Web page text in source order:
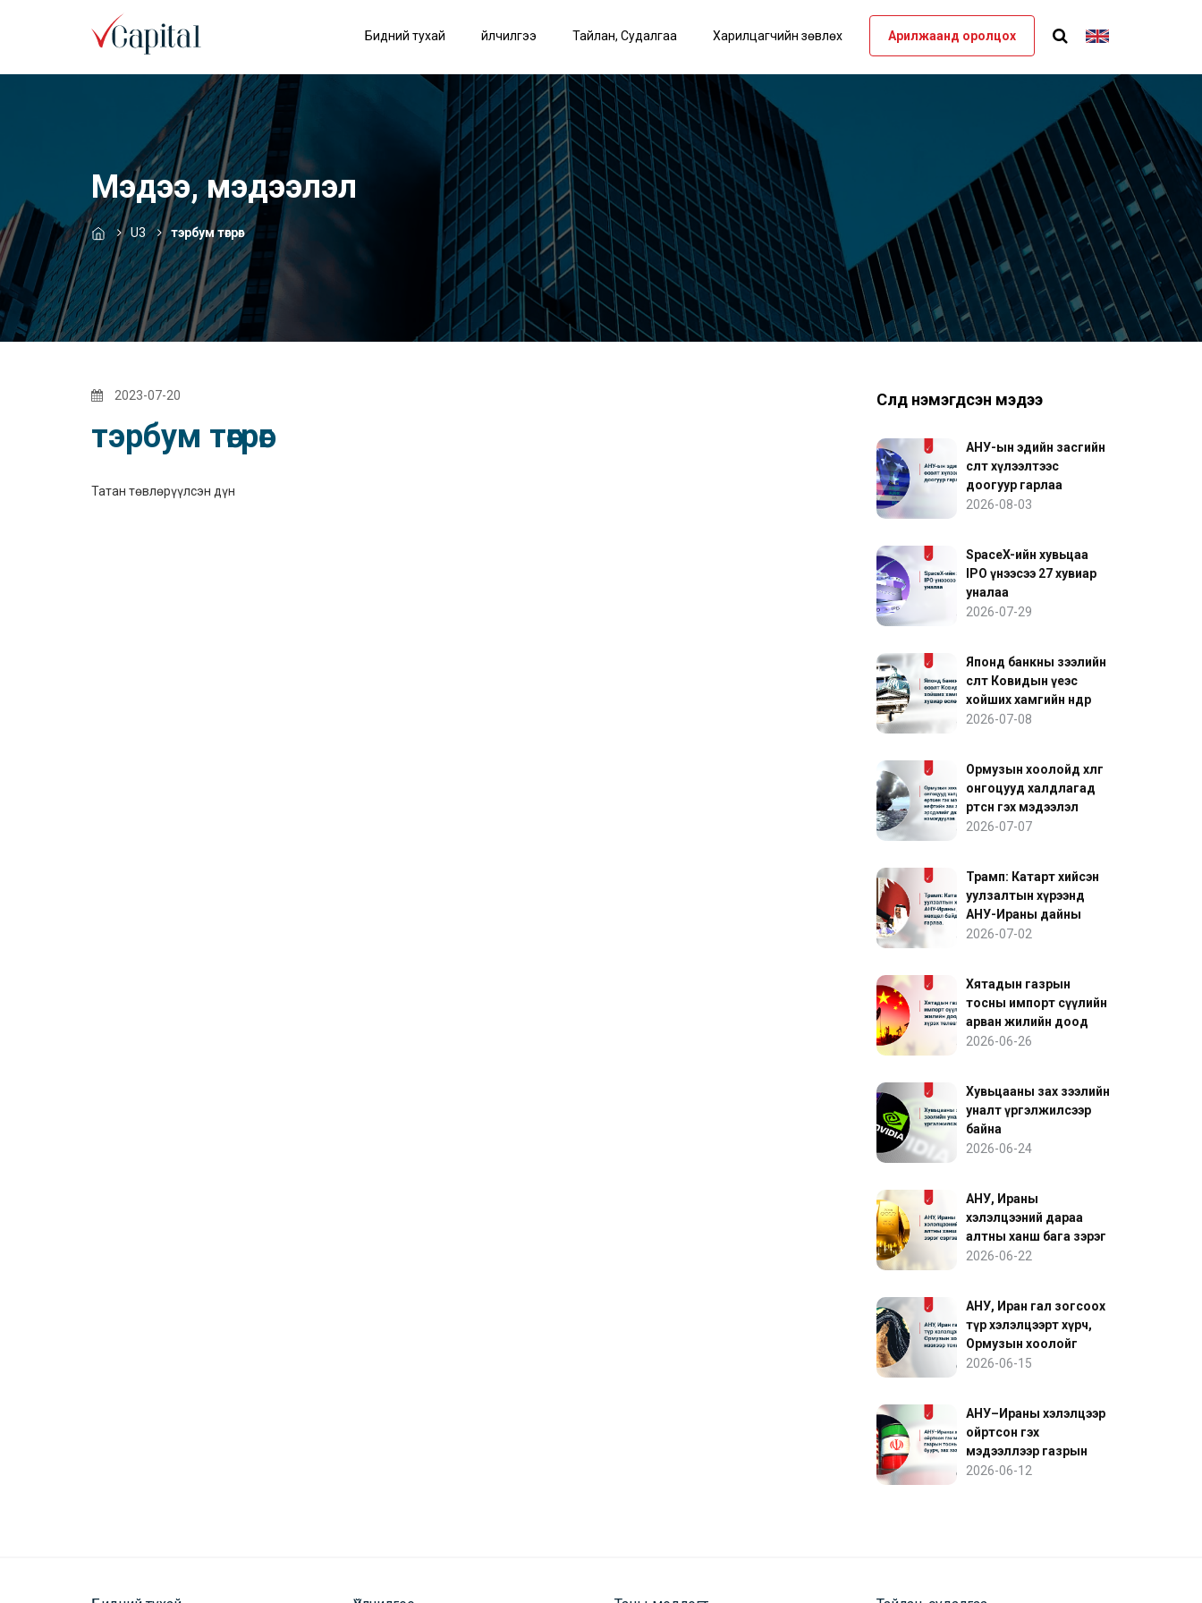
Бидний тухай Үйлчилгээ Тайлан, Судалгаа Харилцагчийн зөвлөх Арилжаанд оролцох
Мэдээ, мэдээлэл
U3 тэрбум төгрөг
2023-07-20
тэрбум төгрөг
Татан төвлөрүүлсэн дүн
Сүүлд нэмэгдсэн мэдээ
АНУ-ын эдийн засгийн
өсөлт хүлээлтээс
доогуур гарлаа
2026-08-03
SpaceX-ийн хувьцаа
IPO үнээсээ 27 хувиар
уналаа
2026-07-29
Японд банкны зээлийн
өсөлт Ковидын үеэс
хойших хамгийн өндөр
хувиар өслөө
2026-07-08
Ормузын хоолойд хөлөг
онгоцууд халдлагад
өртсөн гэх мэдээлэл
нефтийн зах зээлийн
2026-07-07
Трамп: Катарт хийсэн
уулзалтын хүрээнд
АНУ-Ираны дайны
нөхцөл байдалд ахиц
2026-07-02
Хятадын газрын
тосны импорт сүүлийн
арван жилийн доод
түвшинд хүрэх төлөвтэй
2026-06-26
Хувьцааны зах зээлийн
уналт үргэлжилсээр
байна
2026-06-24
АНУ, Ираны
хэлэлцээний дараа
алтны ханш бага зэрэг
сэргэв
2026-06-22
АНУ, Иран гал зогсоох
түр хэлэлцээрт хүрч,
Ормузын хоолойг
нээхээр тохиролцов
2026-06-15
АНУ–Ираны хэлэлцээр
ойртсон гэх
мэдээллээр газрын
тосны үнэ буурч, зах
2026-06-12